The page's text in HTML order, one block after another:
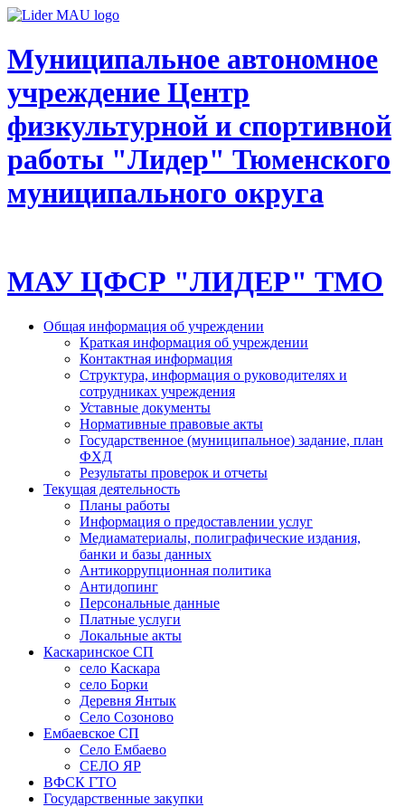
Муниципальное автономное
учреждение Центр
физкультурной и спортивной
работы "Лидер" Тюменского
муниципального округа
МАУ ЦФСР "ЛИДЕР" ТМО
Общая информация об учреждении
Краткая информация об учреждении
Контактная информация
Структура, информация о руководителях и
сотрудниках учреждения
Уставные документы
Нормативные правовые акты
Государственное (муниципальное) задание, план
ФХД
Результаты проверок и отчеты
Текущая деятельность
Планы работы
Информация о предоставлении услуг
Медиаматериалы, полиграфические издания,
банки и базы данных
Антикоррупционная политика
Антидопинг
Персональные данные
Платные услуги
Локальные акты
Каскаринское СП
село Каскара
село Борки
Деревня Янтык
Село Созоново
Ембаевское СП
Село Ембаево
СЕЛО ЯР
ВФСК ГТО
Государственные закупки